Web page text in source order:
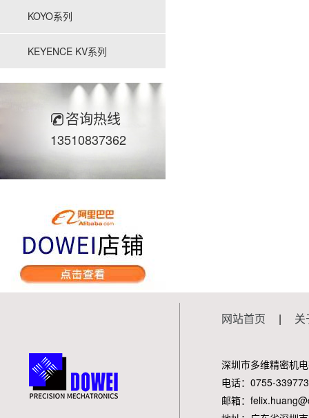
KOYO系列
KEYENCE KV系列
咨询热线
13510837362
网站首页 | 关
深圳市多维精密机
电话：0755-
邮箱：